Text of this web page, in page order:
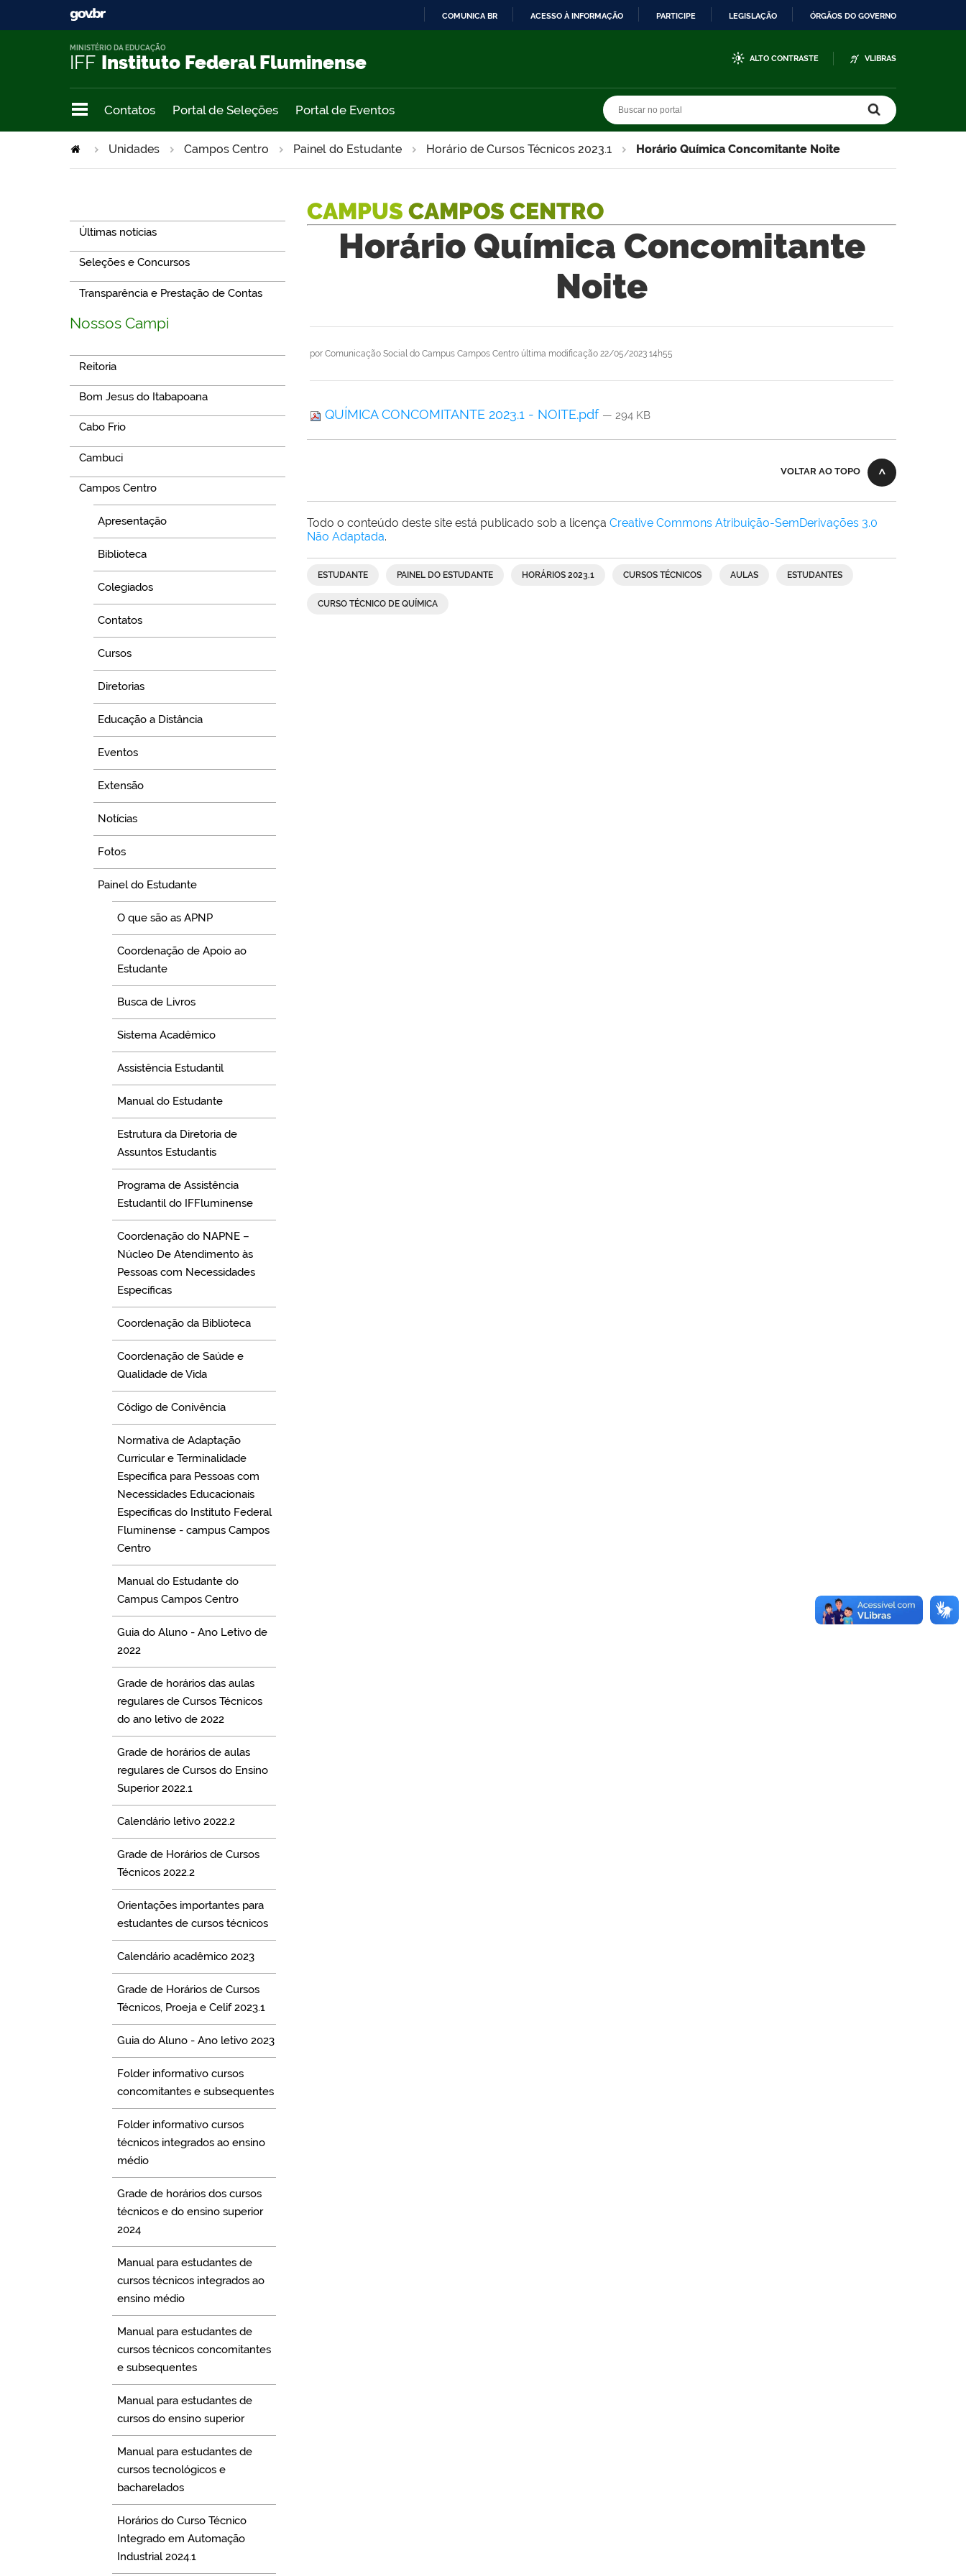
COMUNICA BR ACESSO À INFORMAÇÃO PARTICIPE LEGISLAÇÃO ÓRGÃOS DO GOVERNO
IFF Instituto Federal Fluminense
MINISTÉRIO DA EDUCAÇÃO
ALTO CONTRASTE VLIBRAS
Contatos Portal de Seleções Portal de Eventos
Unidades Campos Centro Painel do Estudante Horário de Cursos Técnicos 2023.1 Horário Química Concomitante Noite
Últimas notícias
Seleções e Concursos
Transparência e Prestação de Contas
Nossos Campi
Reitoria
Bom Jesus do Itabapoana
Cabo Frio
Cambuci
Campos Centro
Apresentação
Biblioteca
Colegiados
Contatos
Cursos
Diretorias
Educação a Distância
Eventos
Extensão
Notícias
Fotos
Painel do Estudante
O que são as APNP
Coordenação de Apoio ao
Estudante
Busca de Livros
Sistema Acadêmico
Assistência Estudantil
Manual do Estudante
Estrutura da Diretoria de
Assuntos Estudantis
Programa de Assistência
Estudantil do IFFluminense
Coordenação do NAPNE –
Núcleo De Atendimento às
Pessoas com Necessidades
Específicas
Coordenação da Biblioteca
Coordenação de Saúde e
Qualidade de Vida
Código de Conivência
Normativa de Adaptação
Curricular e Terminalidade
Específica para Pessoas com
Necessidades Educacionais
Específicas do Instituto Federal
Fluminense - campus Campos
Centro
Manual do Estudante do
Campus Campos Centro
Guia do Aluno - Ano Letivo de
2022
Grade de horários das aulas
regulares de Cursos Técnicos
do ano letivo de 2022
Grade de horários de aulas
regulares de Cursos do Ensino
Superior 2022.1
Calendário letivo 2022.2
Grade de Horários de Cursos
Técnicos 2022.2
Orientações importantes para
estudantes de cursos técnicos
Calendário acadêmico 2023
Grade de Horários de Cursos
Técnicos, Proeja e Celif 2023.1
Guia do Aluno - Ano letivo 2023
Folder informativo cursos
concomitantes e subsequentes
Folder informativo cursos
técnicos integrados ao ensino
médio
Grade de horários dos cursos
técnicos e do ensino superior
2024
Manual para estudantes de
cursos técnicos integrados ao
ensino médio
Manual para estudantes de
cursos técnicos concomitantes
e subsequentes
Manual para estudantes de
cursos do ensino superior
Manual para estudantes de
cursos tecnológicos e
bacharelados
Horários do Curso Técnico
Integrado em Automação
Industrial 2024.1
CAMPUS CAMPOS CENTRO
Horário Química Concomitante
Noite
por Comunicação Social do Campus Campos Centro última modificação 22/05/2023 14h55
QUÍMICA CONCOMITANTE 2023.1 - NOITE.pdf — 294 KB
VOLTAR AO TOPO
Todo o conteúdo deste site está publicado sob a licença Creative Commons Atribuição-SemDerivações 3.0
Não Adaptada.
ESTUDANTE PAINEL DO ESTUDANTE HORÁRIOS 2023.1 CURSOS TÉCNICOS AULAS ESTUDANTES
CURSO TÉCNICO DE QUÍMICA